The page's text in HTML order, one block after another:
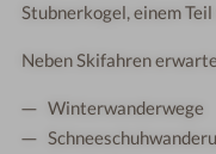
Stubnerkogel, einem
Neben Skifahren
Winterwanderwege